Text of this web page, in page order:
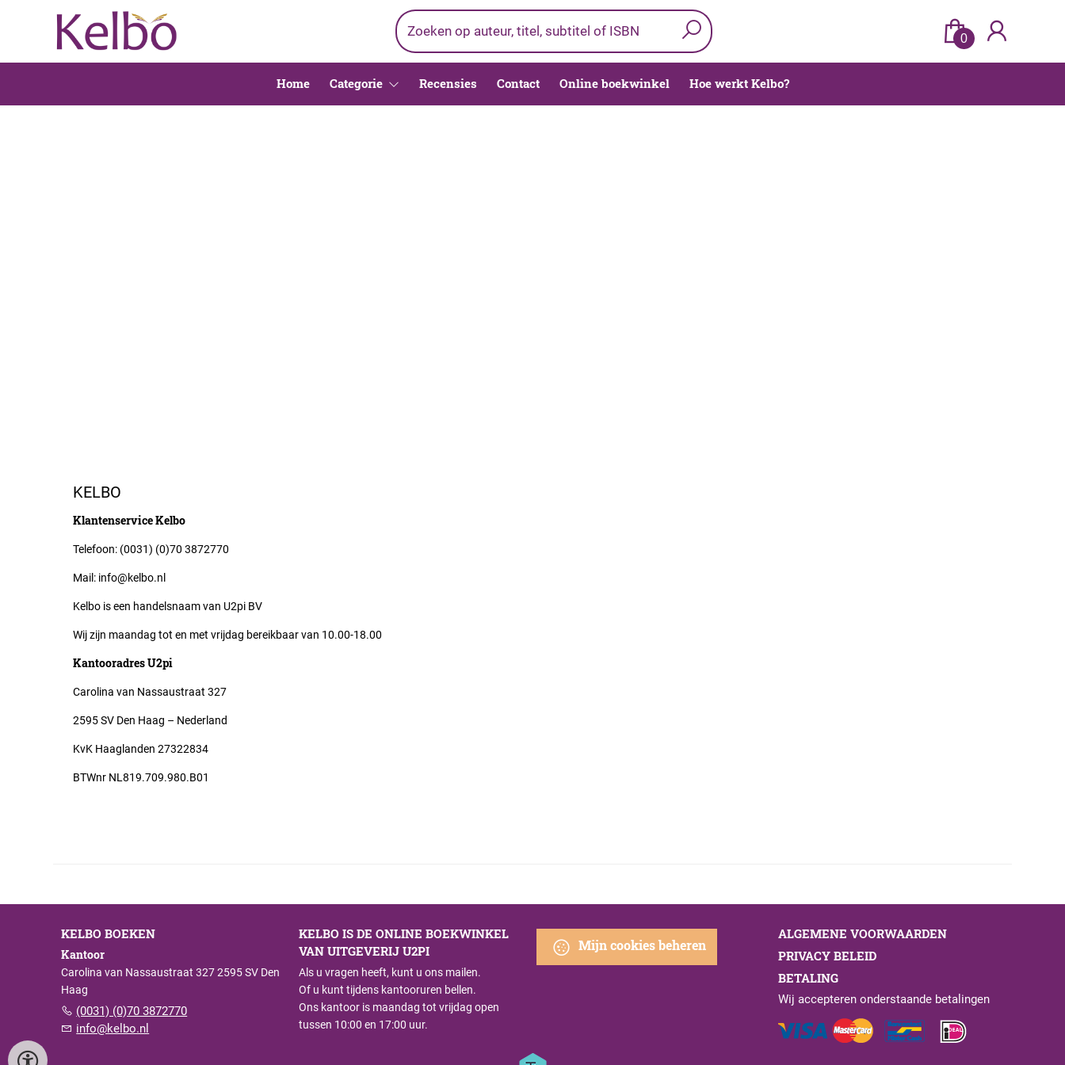
0
Home Categorie Recensies Contact Online boekwinkel Hoe werkt Kelbo?
KELBO
Klantenservice Kelbo
Telefoon: (0031) (0)70 3872770
Mail: info@kelbo.nl
Kelbo is een handelsnaam van U2pi BV
Wij zijn maandag tot en met vrijdag bereikbaar van 10.00-18.00
Kantooradres U2pi
Carolina van Nassaustraat 327
2595 SV Den Haag – Nederland
KvK Haaglanden 27322834
BTWnr NL819.709.980.B01
KELBO BOEKEN
Kantoor
Carolina van Nassaustraat 327 2595 SV Den
Haag
(0031) (0)70 3872770
info@kelbo.nl
KELBO IS DE ONLINE BOEKWINKEL
VAN UITGEVERIJ U2PI
Als u vragen heeft, kunt u ons mailen.
Of u kunt tijdens kantooruren bellen.
Ons kantoor is maandag tot vrijdag open
tussen 10:00 en 17:00 uur.
Mijn cookies beheren
ALGEMENE VOORWAARDEN
PRIVACY BELEID
BETALING
Wij accepteren onderstaande betalingen